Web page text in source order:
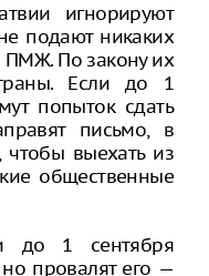
игнорируют
подают никаких
ПМЖ. По закону их
Если до 1
попыток сдать
письмо, в
чтобы выехать из
общественные
до 1 сентября
провалят его —